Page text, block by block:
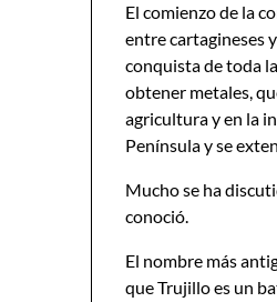
El comienzo de la
entre cartagineses
conquista de toda
obtener metales,
agricultura y en la
Península y se
Mucho se ha
conoció.
El nombre más
que Trujillo es un